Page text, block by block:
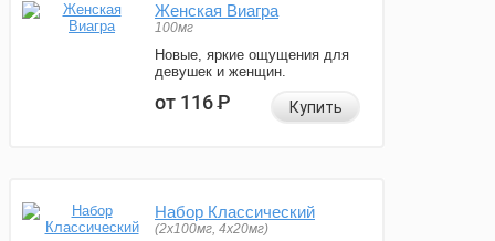
Женская Виагра
100мг
Новые, яркие ощущения для
девушек и женщин.
от 116Р Купить
Набор Классический
(2x100мг, 4x20мг)